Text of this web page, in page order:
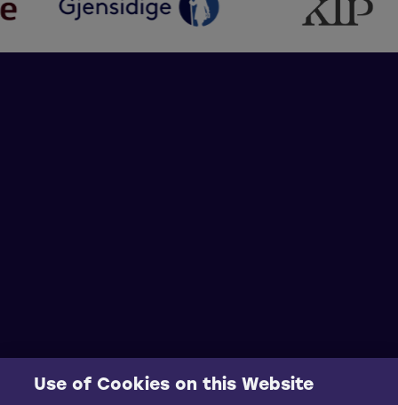
Use of Cookies on this Website